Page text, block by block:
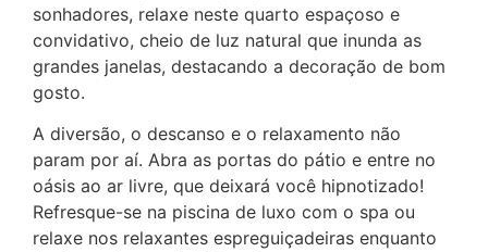
sonhadores, relaxe neste quarto espaçoso e
convidativo, cheio de luz natural que inunda as
grandes janelas, destacando a decoração de bom
gosto.
A diversão, o descanso e o relaxamento não
param por aí. Abra as portas do pátio e entre no
oásis ao ar livre, que deixará você hipnotizado!
Refresque-se na piscina de luxo com o spa ou
relaxe nos relaxantes espreguiçadeiras enquanto